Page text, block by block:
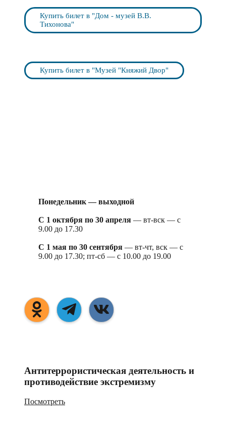
Купить билет в "Дом - музей В.В.
Тихонова"
Купить билет в "Музей "Княжий Двор"
Понедельник — выходной
С 1 октября по 30 апреля — вт-вск — с
9.00 до 17.30
С 1 мая по 30 сентября — вт-чт, вск — с
9.00 до 17.30; пт-сб — с 10.00 до 19.00
Антитеррористическая деятельность и
противодействие экстремизму
Посмотреть